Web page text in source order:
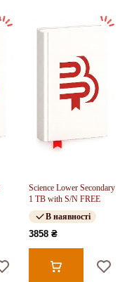
Science Lower Secondary
1 TB with S/N FREE
В наявності
3858 ₴